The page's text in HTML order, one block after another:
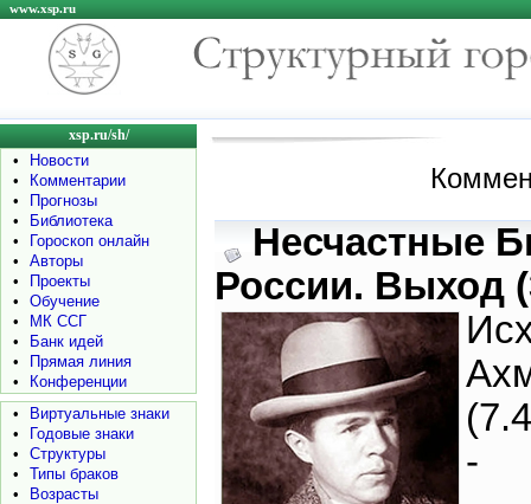
www.xsp.ru
xsp.ru/sh/
•
Новости
•
Комментарии
•
Прогнозы
•
Библиотека
•
Гороскоп онлайн
•
Авторы
•
Проекты
•
Обучение
•
МК ССГ
•
Банк идей
•
Прямая линия
•
Конференции
•
Виртуальные знаки
•
Годовые знаки
•
Структуры
•
Типы браков
•
Возрасты
Несчастные
России. Выход
-